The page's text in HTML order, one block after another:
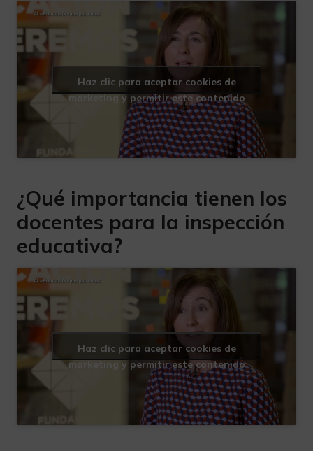
Haz clic para aceptar cookies de
marketing y permitir este contenido
¿Qué importancia tienen los
docentes para la inspección
educativa?
Haz clic para aceptar cookies de
marketing y permitir este contenido